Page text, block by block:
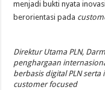
menjadi bukti nyata
berorientasi pada
Direktur Utama PLN,
penghargaan
berbasis digital PLN
customer focused